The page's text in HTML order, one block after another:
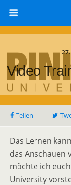
Video
Teilen
Das Lernen
das Anschauen
möchte ich
University